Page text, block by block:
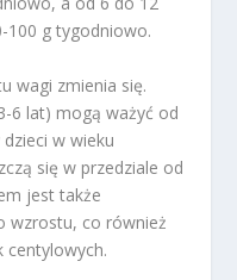
100 g tygodniowo.
wagi zmienia się.
6 lat) mogą ważyć od
w wieku
się w przedziale od
jest także
wzrostu, co również
centylowych.